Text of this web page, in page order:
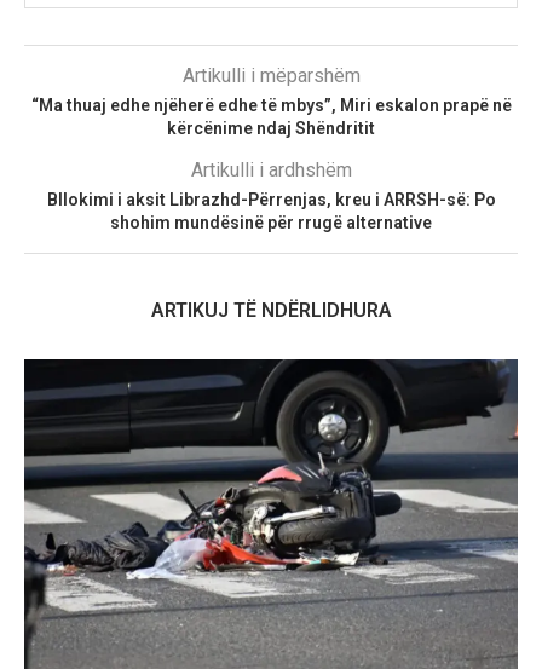
Artikulli i mëparshëm
“Ma thuaj edhe njëherë edhe të mbys”, Miri eskalon prapë në
kërcënime ndaj Shëndritit
Artikulli i ardhshëm
Bllokimi i aksit Librazhd-Përrenjas, kreu i ARRSH-së: Po
shohim mundësinë për rrugë alternative
ARTIKUJ TË NDËRLIDHURA